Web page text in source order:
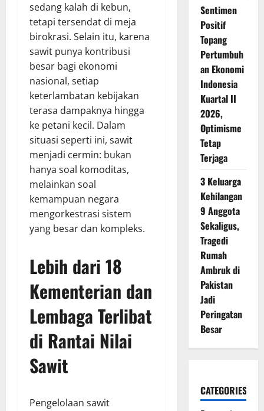
sedang kalah di kebun,
tetapi tersendat di meja
birokrasi. Selain itu, karena
sawit punya kontribusi
besar bagi ekonomi
nasional, setiap
keterlambatan kebijakan
terasa dampaknya hingga
ke petani kecil. Dalam
situasi seperti ini, sawit
menjadi cermin: bukan
hanya soal komoditas,
melainkan soal
kemampuan negara
mengorkestrasi sistem
yang besar dan kompleks.
Lebih dari 18
Kementerian dan
Lembaga Terlibat
di Rantai Nilai
Sawit
Pengelolaan sawit
Sentimen
Positif
Topang
Pertumbuh
an Ekonomi
Indonesia
Kuartal II
2026,
Optimisme
Tetap
Terjaga
3 Keluarga
Kehilangan
9 Anggota
Sekaligus,
Tragedi
Rumah
Ambruk di
Pakistan
Jadi
Peringatan
Besar
CATEGORIES